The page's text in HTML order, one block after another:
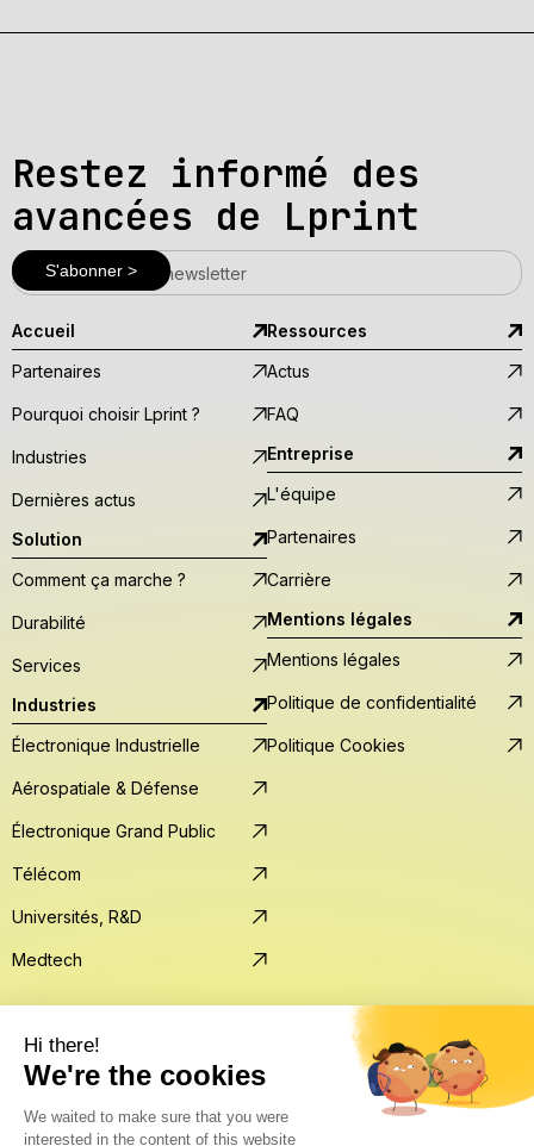
Restez informé des
avancées de Lprint
Accueil
Partenaires
Pourquoi choisir Lprint ?
Industries
Dernières actus
Solution
Comment ça marche ?
Durabilité
Services
Industries
Électronique Industrielle
Aérospatiale & Défense
Électronique Grand Public
Télécom
Universités, R&D
Medtech
Ressources
Actus
FAQ
Entreprise
L'équipe
Partenaires
Carrière
Mentions légales
Mentions légales
Politique de confidentialité
Politique Cookies
© Lprint 2026 — Tous droits réservés